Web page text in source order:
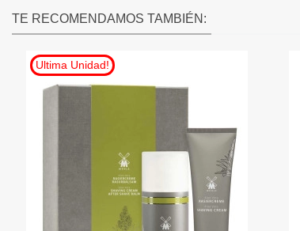
TE RECOMENDAMOS TAMBIÉN:
Ultima Unidad!